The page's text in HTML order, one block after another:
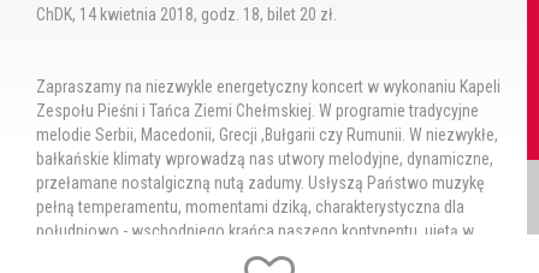
ChDK, 14 kwietnia 2018, godz. 18, bilet 20 zł.
Zapraszamy na niezwykle energetyczny koncert w wykonaniu Kapeli
Zespołu Pieśni i Tańca Ziemi Chełmskiej. W programie tradycyjne
melodie Serbii, Macedonii, Grecji ,Bułgarii czy Rumunii. W niezwykłe,
bałkańskie klimaty wprowadzą nas utwory melodyjne, dynamiczne,
przełamane nostalgiczną nutą zadumy. Usłyszą Państwo muzykę
pełną temperamentu, momentami dziką, charakterystyczna dla
południowo - wschodniego krańca naszego kontynentu, ujętą w
oryginalne aranżacje, wzbogaconą improwizacjami.